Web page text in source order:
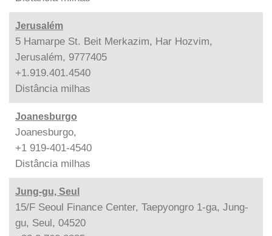
Jerusalém
5 Hamarpe St. Beit Merkazim, Har Hozvim,
Jerusalém, 9777405
+1.919.401.4540
Distância milhas
Joanesburgo
Joanesburgo,
+1 919-401-4540
Distância milhas
Jung-gu, Seul
15/F Seoul Finance Center, Taepyongro 1-ga, Jung-
gu, Seul, 04520